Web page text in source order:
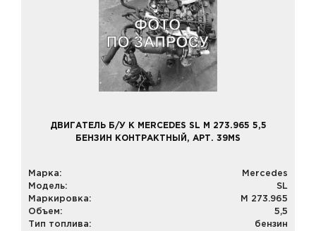
ДВИГАТЕЛЬ Б/У К MERCEDES SL M 273.965 5,5
БЕНЗИН КОНТРАКТНЫЙ, АРТ. 39MS
Марка:
Mercedes
Модель:
SL
Маркировка:
M 273.965
Объем:
5,5
Тип топлива:
бензин